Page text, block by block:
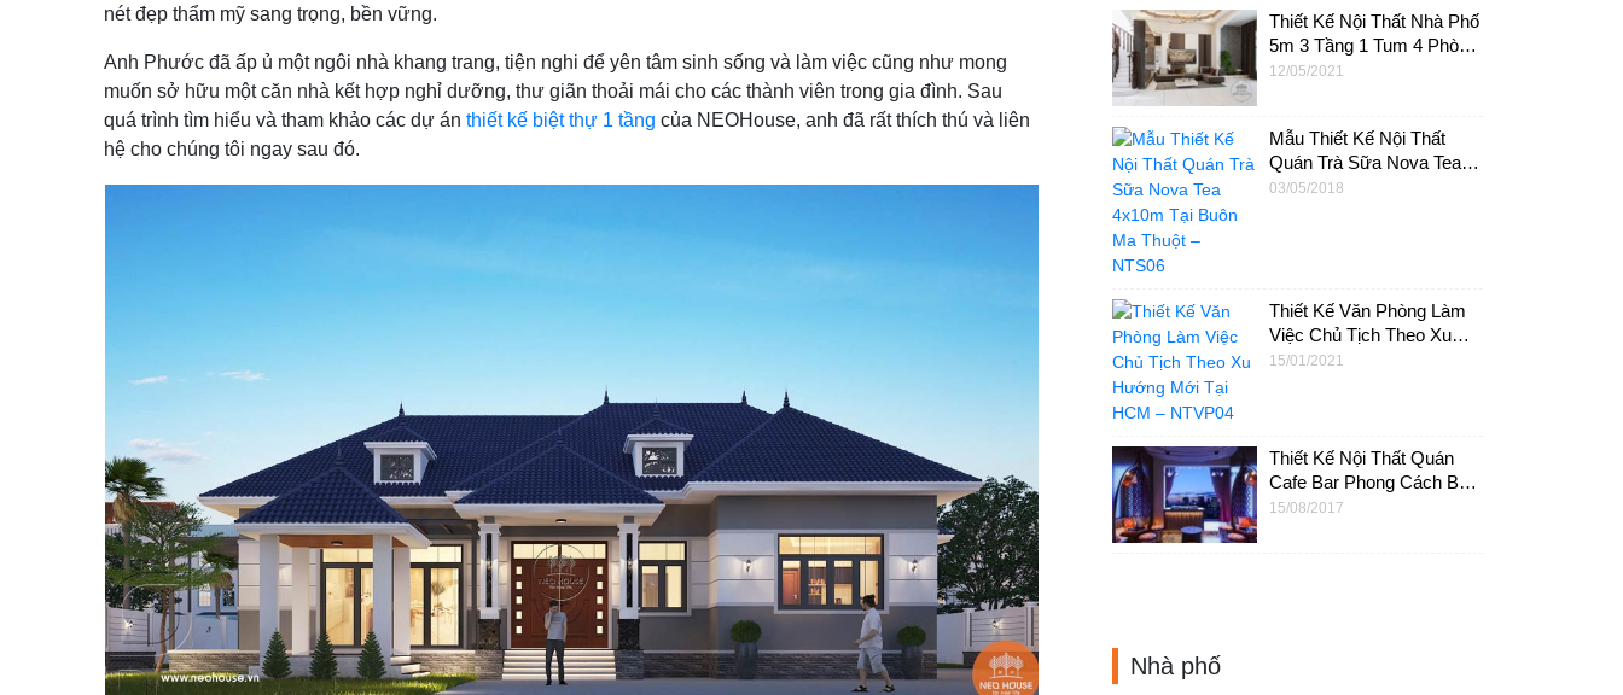
nét đẹp thẩm mỹ sang trọng, bền vững.
Anh Phước đã ấp ủ một ngôi nhà khang trang, tiện nghi để yên tâm sinh sống và làm việc cũng như mong
muốn sở hữu một căn nhà kết hợp nghỉ dưỡng, thư giãn thoải mái cho các thành viên trong gia đình. Sau
quá trình tìm hiểu và tham khảo các dự án thiết kế biệt thự 1 tầng của NEOHouse, anh đã rất thích thú và liên
hệ cho chúng tôi ngay sau đó.
Thiết Kế Nội Thất Nhà Phố
5m 3 Tầng 1 Tum 4 Phòng
Ngủ Tại HCM – NT30
12/05/2021
Mẫu Thiết Kế Nội Thất
Quán Trà Sữa Nova Tea
4x10m Tại Buôn Ma Thuột
03/05/2018
Thiết Kế Văn Phòng Làm
Việc Chủ Tịch Theo Xu
Hướng Mới Tại HCM –
15/01/2021
Thiết Kế Nội Thất Quán
Cafe Bar Phong Cách Ba
Tư Tại HCM – NTS04
15/08/2017
Nhà phố